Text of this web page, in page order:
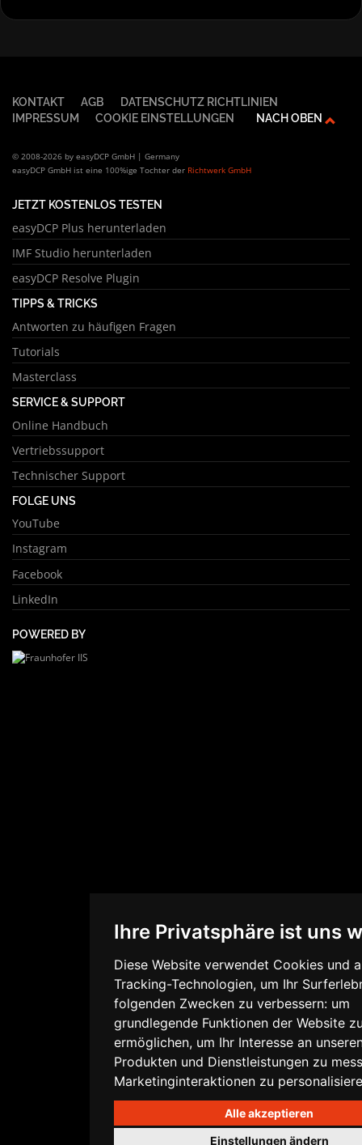
Ihre Privatsphäre ist uns
Diese Website verwendet Cookies und
Tracking-Technologien, um Ihr
folgenden Zwecken zu verbessern: um
grundlegende Funktionen der Website
ermöglichen, um Ihr Interesse an
Produkten und Dienstleistungen zu
Marketinginteraktionen zu
Alle akzeptieren
Einstellungen ändern
KONTAKT AGB
DATENSCHUTZ RICHTLINIEN
IMPRESSUM
COOKIE EINSTELLUNGEN NACH OBEN
© 2008-2026 by easyDCP GmbH | Germany
easyDCP GmbH ist eine 100%ige Tochter der Richtwerk GmbH
JETZT KOSTENLOS TESTEN
easyDCP Plus herunterladen
IMF Studio herunterladen
easyDCP Resolve Plugin
TIPPS & TRICKS
Antworten zu häufigen Fragen
Tutorials
Masterclass
SERVICE & SUPPORT
Online Handbuch
Vertriebssupport
Technischer Support
FOLGE UNS
YouTube
Instagram
Facebook
LinkedIn
POWERED BY